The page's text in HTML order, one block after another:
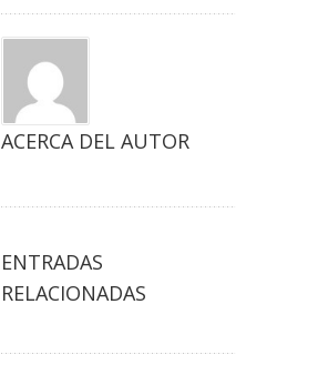
ACERCA DEL AUTOR
ENTRADAS
RELACIONADAS